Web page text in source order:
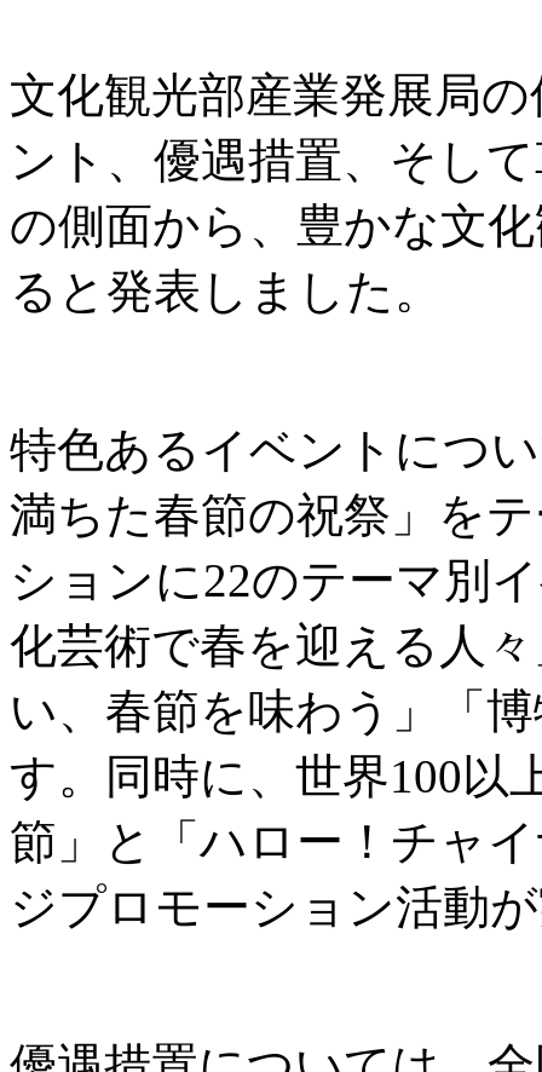
文化観光部産業発展局
ント、優遇措置、そし
の側面から、豊かな文
ると発表しました。
特色あるイベントにつ
満ちた春節の祝祭」を
ションに22のテーマ別
化芸術で春を迎える人
い、春節を味わう」「
す。同時に、世界100以
節」と「ハロー！チャ
ジプロモーション活動